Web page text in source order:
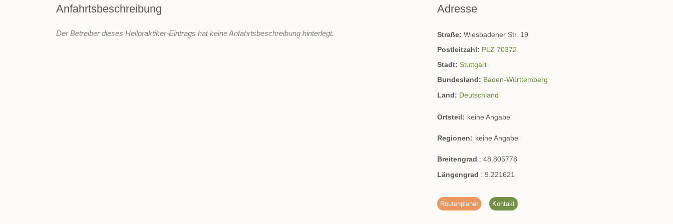
Anfahrtsbeschreibung
Der Betreiber dieses Heilpraktiker-Eintrags hat keine Anfahrtsbeschreibung hinterlegt.
Adresse
Straße:Wiesbadener Str. 19
Postleitzahl: PLZ 70372
Stadt: Stuttgart
Bundesland: Baden-Württemberg
Land: Deutschland
Ortsteil: keine Angabe
Regionen: keine Angabe
Breitengrad :48.805778
Längengrad :9.221621
Routenplaner Kontakt